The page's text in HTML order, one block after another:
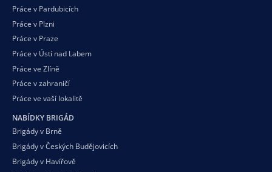
Práce v Pardubicích
Práce v Plzni
Práce v Praze
Práce v Ústí nad Labem
Práce ve Zlíně
Práce v zahraničí
Práce ve vaší lokalitě
NABÍDKY BRIGÁD
Brigády v Brně
Brigády v Českých Budějovicích
Brigády v Havířově